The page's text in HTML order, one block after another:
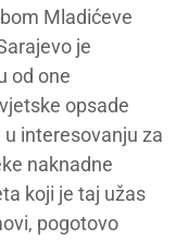
Mladićeve
je
od one
opsade
interesovanju za
naknadne
koji je taj užas
pogotovo